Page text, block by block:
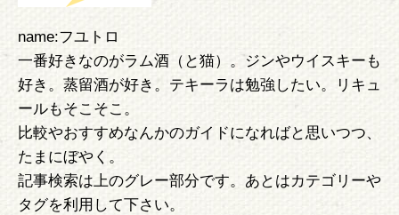
name:フユトロ
一番好きなのがラム酒（と猫）。ジンやウイスキーも
好き。蒸留酒が好き。テキーラは勉強したい。リキュ
ールもそこそこ。
比較やおすすめなんかのガイドになればと思いつつ、
たまにぼやく。
記事検索は上のグレー部分です。あとはカテゴリーや
タグを利用して下さい。